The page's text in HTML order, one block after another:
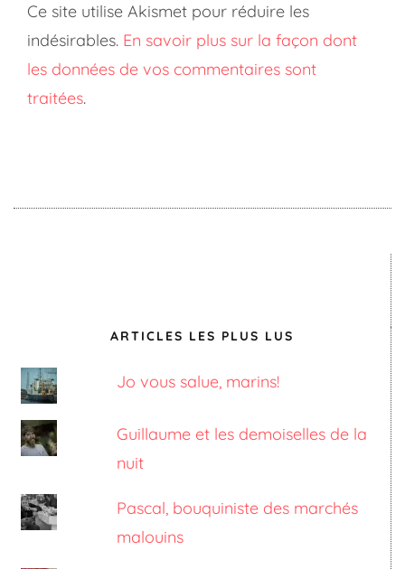
Ce site utilise Akismet pour réduire les
indésirables. En savoir plus sur la façon dont
les données de vos commentaires sont
traitées.
ARTICLES LES PLUS LUS
Jo vous salue, marins!
Guillaume et les demoiselles de la
nuit
Pascal, bouquiniste des marchés
malouins